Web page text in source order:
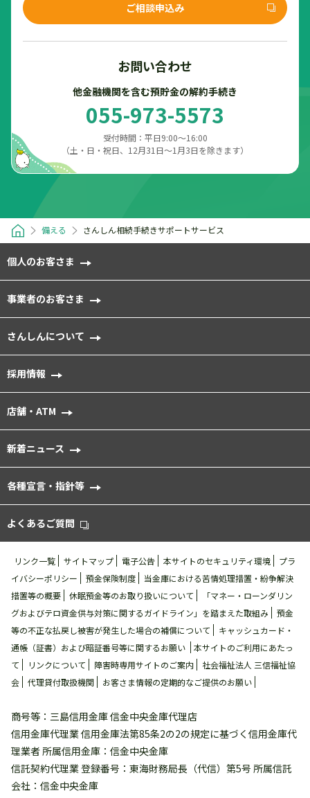
備える さんしん相続手続きサポートサービス
ご相談申込み
お問い合わせ
他金融機関を含む預貯金の解約手続き
055-973-5573
受付時間：平日9:00～16:00
（土・日・祝日、12月31日～1月3日を除きます）
個人のお客さま
事業者のお客さま
さんしんについて
採用情報
店舗・ATM
新着ニュース
各種宣⾔・指針等
よくあるご質問
リンク一覧 サイトマップ 電⼦公告 本サイトのセキュリティ環境
プラ
イバシーポリシー
預金保険制度
当金庫における苦情処理措置・紛争解決
措置等の概要
休眠預金等のお取り扱いについて
「マネー・ローンダリン
グおよびテロ資金供与対策に関するガイドライン」を踏まえた取組み
預金
等の不正な払戻し被害が発⽣した場合の補償について
キャッシュカード・
通帳（証書）および暗証番号等に関するお願い
本サイトのご利用にあたっ
て
リンクについて 障害時専用サイトのご案内
社会福祉法人 三信福祉協
会
代理貸付取扱機関 お客さま情報の定期的なご提供のお願い
商号等：三島信用金庫 信金中央金庫代理店
信用金庫代理業 信用金庫法第85条2の2の規定に基づく信用金庫代
理業者 所属信用金庫：信金中央金庫
信託契約代理業 登録番号：東海財務局長（代信）第5号 所属信託
会社：信金中央金庫